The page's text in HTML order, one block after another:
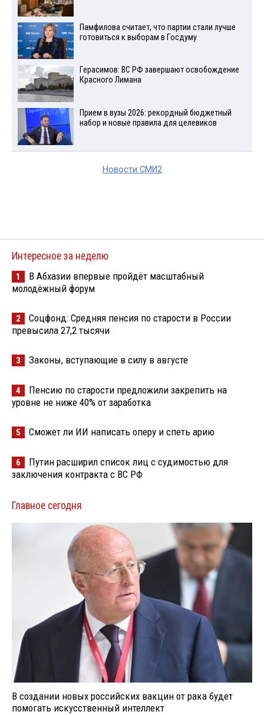
Памфилова считает, что партии стали лучше
готовиться к выборам в Госдуму
Герасимов: ВС РФ завершают освобождение
Красного Лимана
Прием в вузы 2026: рекордный бюджетный
набор и новые правила для целевиков
Новости СМИ2
Интересное за неделю
1
В Абхазии впервые пройдёт масштабный
молодёжный форум
2
Соцфонд: Средняя пенсия по старости в России
превысила 27,2 тысячи
3 Законы, вступающие в силу в августе
4
Пенсию по старости предложили закрепить на
уровне не ниже 40% от заработка
5 Сможет ли ИИ написать оперу и спеть арию
6
Путин расширил список лиц с судимостью для
заключения контракта с ВС РФ
Главное сегодня
В создании новых российских вакцин от рака будет
помогать искусственный интеллект